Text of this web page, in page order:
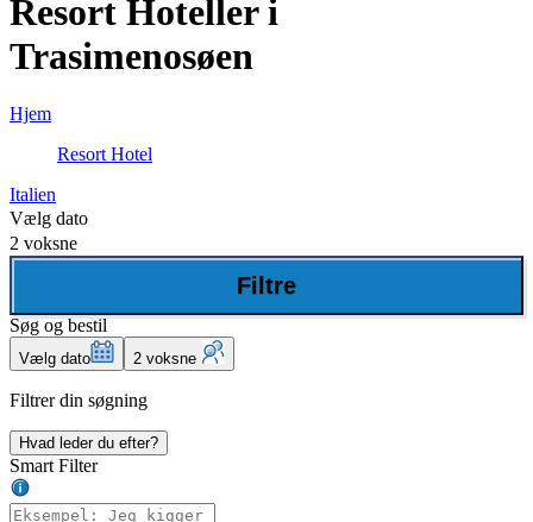
Resort Hoteller i
Trasimenosøen
Hjem
Resort Hotel
Italien
Vælg dato
2 voksne
Filtre
Søg og bestil
Vælg dato 2 voksne
Filtrer din søgning
Hvad leder du efter?
Smart Filter